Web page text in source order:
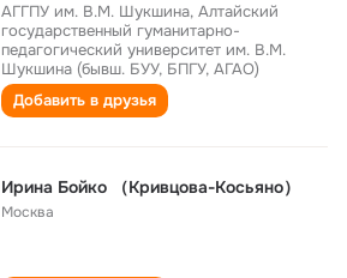
АГГПУ им. В.М. Шукшина, Алтайский
государственный гуманитарно-
педагогический университет им. В.М.
Шукшина (бывш. БУУ, БПГУ, АГАО)
Добавить в друзья
Ирина Бойко （Кривцова-Косьяно）
Москва